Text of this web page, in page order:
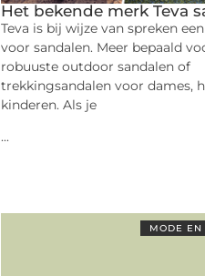
Het bekende merk Teva
Teva is bij wijze van spreken
voor sandalen. Meer bepaald
robuuste outdoor sandalen of
trekkingsandalen voor dames,
kinderen. Als je
...
MODE EN